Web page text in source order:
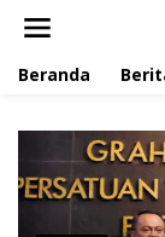
Beranda